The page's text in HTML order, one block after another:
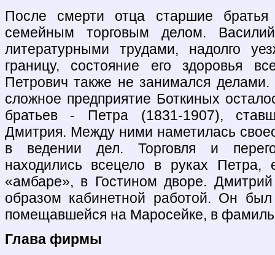
После смерти отца старшие
семейным торговым делом.
литературными трудами, надолго
границу, состояние его здоровья
Петрович также не занимался
сложное предприятие Боткиных
братьев - Петра (1831-1907),
Дмитрия. Между ними наметилась
в ведении дел. Торговля и
находились всецело в руках Петра,
«амбаре», в Гостином дворе.
образом кабинетной работой. Он
помещавшейся на Маросейке, в
Глава фирмы